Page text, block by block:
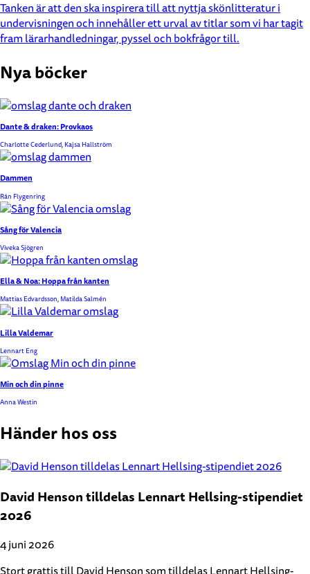
Tanken är att den ska inspirera till att nyttja skönlitteratur i
undervisningen och innehåller ett urval av titlar som vi har tagit
fram lärarhandledningar, pyssel och bokfrågor till.
Nya böcker
Dante & draken: Provkaos
Charlotte Cederlund, Kajsa Hallström
Dammen
Rán Flygenring
Sång för Valencia
Viveka Sjögren
Ella & Noa: Hoppa från kanten
Mattias Edvardsson, Matilda Salmén
Lilla Valdemar
Lennart Eng
Min och din pinne
Anna Westin
Händer hos oss
David Henson tilldelas Lennart Hellsing-stipendiet
2026
4 juni 2026